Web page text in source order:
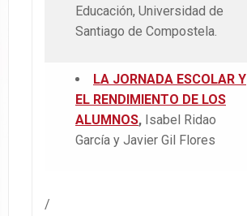
Educación, Universidad de
Santiago de Compostela.
LA JORNADA ESCOLAR Y
EL RENDIMIENTO DE LOS
ALUMNOS, Isabel Ridao
García y Javier Gil Flores
/